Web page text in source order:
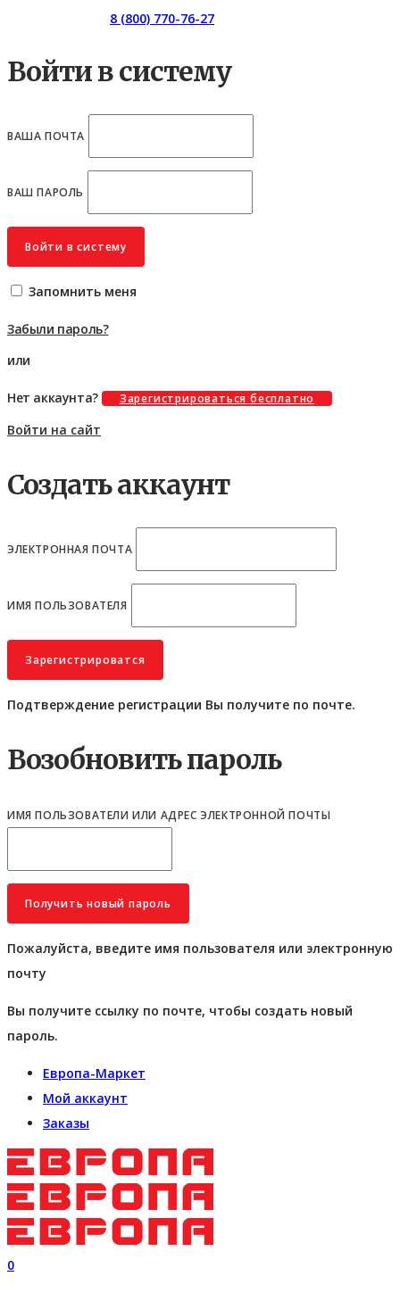
8 (800) 770-76-27
Войти в систему
ВАША ПОЧТА
ВАШ ПАРОЛЬ
Войти в систему
Запомнить меня
Забыли пароль?
или
Нет аккаунта? Зарегистрироваться бесплатно
Войти на сайт
Создать аккаунт
ЭЛЕКТРОННАЯ ПОЧТА
ИМЯ ПОЛЬЗОВАТЕЛЯ
Подтверждение регистрации Вы получите по почте.
Возобновить пароль
ИМЯ ПОЛЬЗОВАТЕЛИ ИЛИ АДРЕС ЭЛЕКТРОННОЙ ПОЧТЫ
Пожалуйста, введите имя пользователя или электронную
почту
Вы получите ссылку по почте, чтобы создать новый
пароль.
Европа-Маркет
Мой аккаунт
Заказы
0